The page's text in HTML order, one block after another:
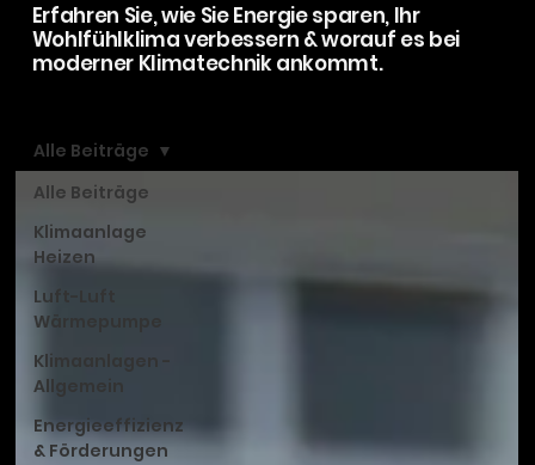
Erfahren Sie, wie Sie Energie sparen, Ihr
Wohlfühlklima verbessern & worauf es bei
moderner Klimatechnik ankommt.
Alle Beiträge
Klimaanlage
Heizen
Luft-Luft
Wärmepumpe
Klimaanlagen -
Allgemein
Energieeffizienz
& Förderungen
Alle Beiträge